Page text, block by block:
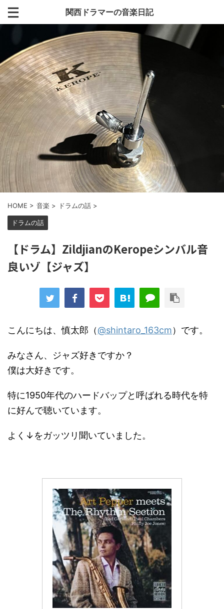
関西ドラマーの音楽日記
HOME > 音楽 > ドラムの話 >
ドラムの話
【ドラム】ZildjianのKeropeシンバル音
良いゾ【ジャズ】
こんにちは、慎太郎（@shintaro_163cm）です。
みなさん、ジャズ好きですか？
僕は大好きです。
特に1950年代のハードバップと呼ばれる時代を特
に好んで聴いています。
よく↓をガッツリ聞いていました。